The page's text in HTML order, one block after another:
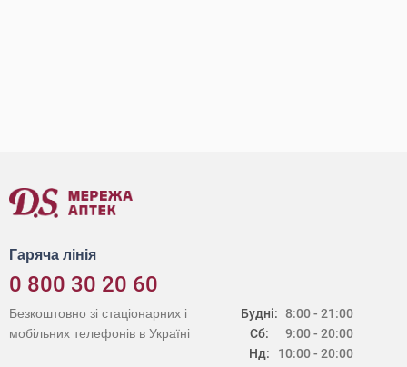
Гаряча лінія
0 800 30 20 60
Будні:
Сб:
Нд:
8:00 - 21:00
9:00 - 20:00
10:00 - 20:00
Безкоштовно зі стаціонарних і
мобільних телефонів в Україні